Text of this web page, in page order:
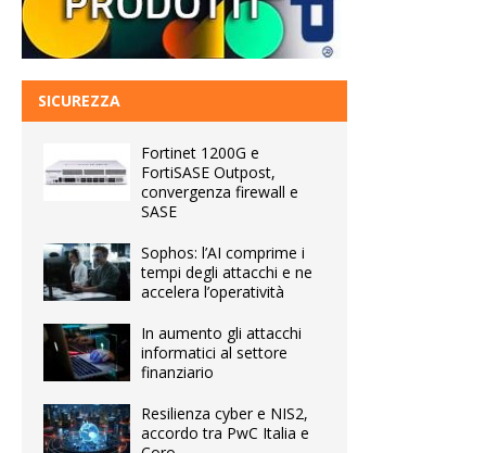
SICUREZZA
Fortinet 1200G e
FortiSASE Outpost,
convergenza firewall e
SASE
Sophos: l’AI comprime i
tempi degli attacchi e ne
accelera l’operatività
In aumento gli attacchi
informatici al settore
finanziario
Resilienza cyber e NIS2,
accordo tra PwC Italia e